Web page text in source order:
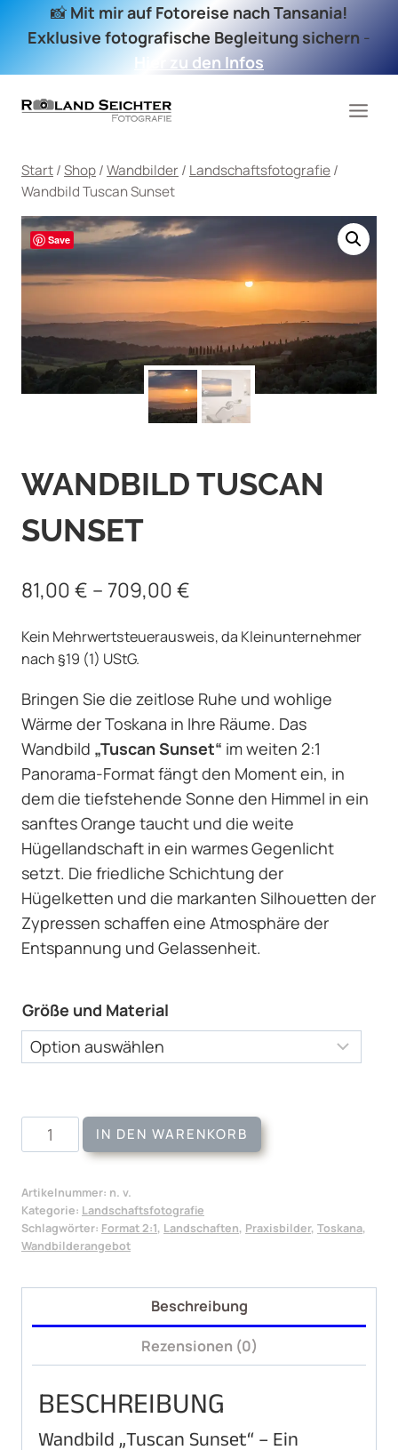
Inhalt
📸 Mit mir auf Fotoreise nach Tansania!
Exklusive fotografische Begleitung sichern -
Hier zu den Infos
Start/Shop/Wandbilder / Landschaftsfotografie/
Wandbild Tuscan Sunset
Save
WANDBILD TUSCAN
SUNSET
81,00€ – 709,00€
Kein Mehrwertsteuerausweis, da Kleinunternehmer
nach §19 (1) UStG.
Bringen Sie die zeitlose Ruhe und wohlige
Wärme der Toskana in Ihre Räume. Das
Wandbild „Tuscan Sunset“ im weiten 2:1
Panorama-Format fängt den Moment ein, in
dem die tiefstehende Sonne den Himmel in ein
sanftes Orange taucht und die weite
Hügellandschaft in ein warmes Gegenlicht
setzt. Die friedliche Schichtung der
Hügelketten und die markanten Silhouetten der
Zypressen schaffen eine Atmosphäre der
Entspannung und Gelassenheit.
Größe und Material
Wandbild
Tuscan
Menge
IN DEN WARENKORB
Artikelnummer: n. v.
Kategorie: Landschaftsfotografie
Schlagwörter: Format 2:1, Landschaften, Praxisbilder, Toskana,
Wandbilderangebot
Beschreibung
Rezensionen (0)
BESCHREIBUNG
Wandbild „Tuscan Sunset“ – Ein